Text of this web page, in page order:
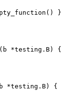
}
*testing.B) {
*testing.B) {